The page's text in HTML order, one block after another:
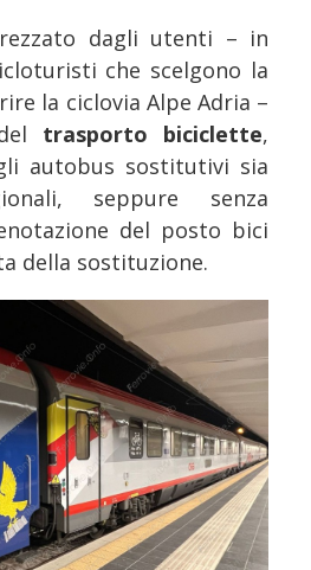
dagli utenti – in
che scelgono la
la ciclovia Alpe Adria –
trasporto biciclette,
autobus sostitutivi sia
seppure senza
del posto bici
della sostituzione.